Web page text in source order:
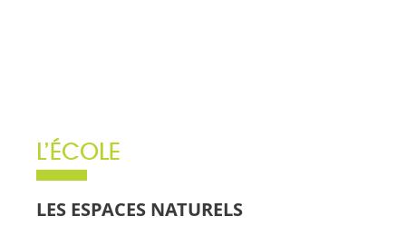
L’ÉCOLE
LES ESPACES NATURELS